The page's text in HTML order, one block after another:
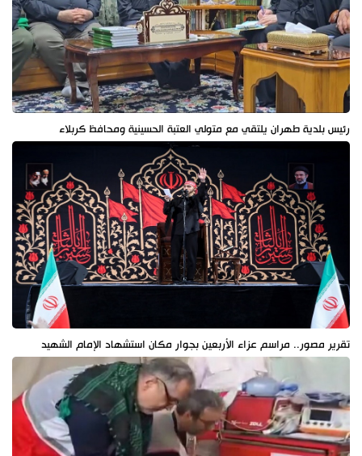
رئيس بلدية طهران يلتقي مع متولي العتبة الحسينية ومحافظ كربلاء
تقرير مصور.. مراسم عزاء الأربعين بجوار مكان استشهاد الإمام الشهيد